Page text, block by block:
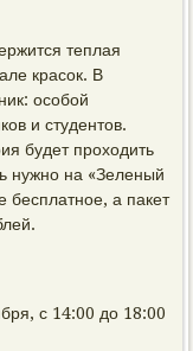
теплая
красок. В
особой
и студентов.
будет проходить
нужно на «Зеленый
бесплатное, а пакет
с 14:00 до 18:00